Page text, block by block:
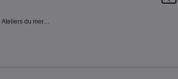
Ateliers du mercredi matin à la Médiathèque municipale de Biarritz - 6 séances - avril 2022.